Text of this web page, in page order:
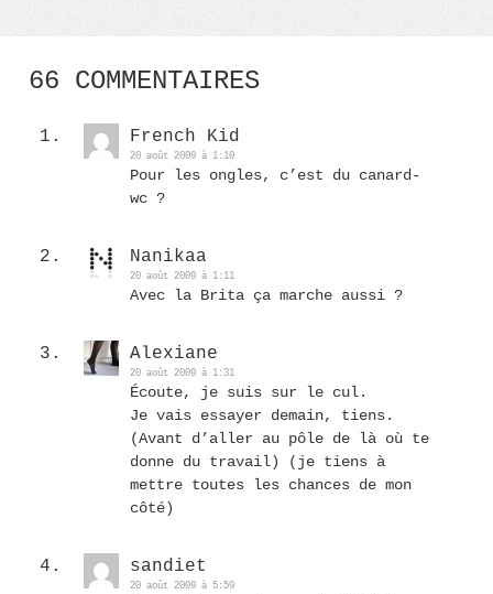
66 COMMENTAIRES
French Kid
20 août 2009 à 1:10
Pour les ongles, c’est du canard-
wc ?
Nanikaa
20 août 2009 à 1:11
Avec la Brita ça marche aussi ?
Alexiane
20 août 2009 à 1:31
Écoute, je suis sur le cul.
Je vais essayer demain, tiens.
(Avant d’aller au pôle de là où te
donne du travail) (je tiens à
mettre toutes les chances de mon
côté)
sandiet
20 août 2009 à 5:59